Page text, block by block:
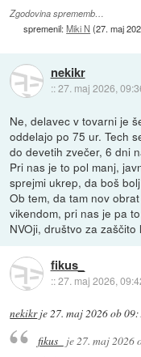
Zgodovina sprememb…
spremenil:Miki N(27. maj
nekikr
::27. maj 2026,
Ne, delavec v tovarni je
oddelajo po 75 ur. Tech
do devetih zvečer, 6 dni
Pri nas je to pol manj,
sprejmi ukrep, da boš
Ob tem, da tam nov
vikendom, pri nas je pa
NVOji, društvo za
fikus_
::27. maj 2026,
nekikrje27. maj 2026 ob
fikus_ je 27. maj 2026